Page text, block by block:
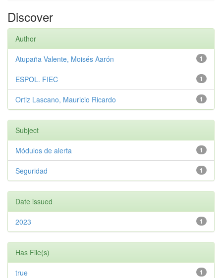
Discover
Author
1
Atupaña Valente, Moisés Aarón
1
ESPOL. FIEC
1
Ortiz Lascano, Mauricio Ricardo
Subject
1
Módulos de alerta
1
Seguridad
Date issued
1
2023
Has File(s)
1
true